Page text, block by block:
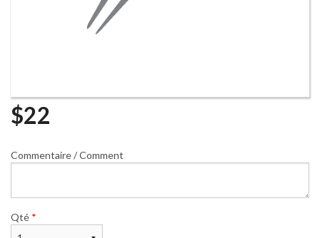
$22
Commentaire / Comment
Qté *